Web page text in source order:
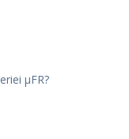
μFR?